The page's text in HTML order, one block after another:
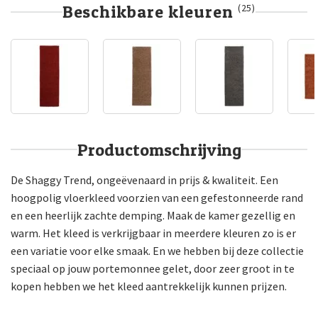
Beschikbare kleuren (25)
Productomschrijving
De Shaggy Trend, ongeëvenaard in prijs & kwaliteit. Een
hoogpolig vloerkleed voorzien van een gefestonneerde rand
en een heerlijk zachte demping. Maak de kamer gezellig en
warm. Het kleed is verkrijgbaar in meerdere kleuren zo is er
een variatie voor elke smaak. En we hebben bij deze collectie
speciaal op jouw portemonnee gelet, door zeer groot in te
kopen hebben we het kleed aantrekkelijk kunnen prijzen.